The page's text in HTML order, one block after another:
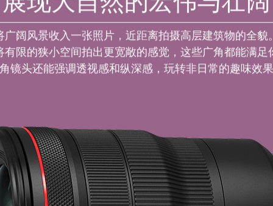
展现大自然的宏伟与壮阔
广阔风景收入一张照片，近距离拍摄高层建筑物的全貌
有限的狭小空间拍出更宽敞的感觉，这些广角都能满足